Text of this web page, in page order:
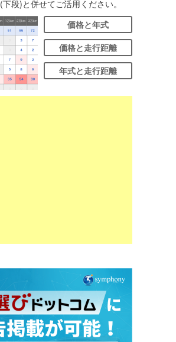
段)と併せてご活用ください。
価格と年式
価格と走行距離
年式と走行距離